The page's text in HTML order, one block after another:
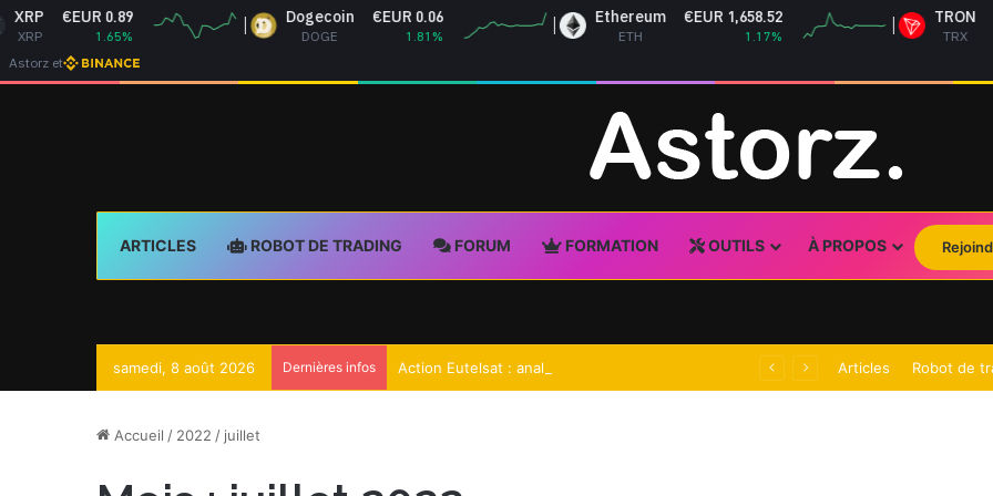
€EUR 0.89 Dogecoin
DOGE
€EUR 0.06 Ethereum
ETH
€EUR 1,658.52 TRON
TRX
Astorz et
ARTICLES ROBOT DE TRADING FORUM FORMATION OUTILS À PROPOS
samedi, 8 août 2026 Dernières infos Articles Robot de
Accueil / 2022 / juillet